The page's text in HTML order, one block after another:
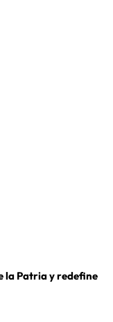
la Patria y redefine